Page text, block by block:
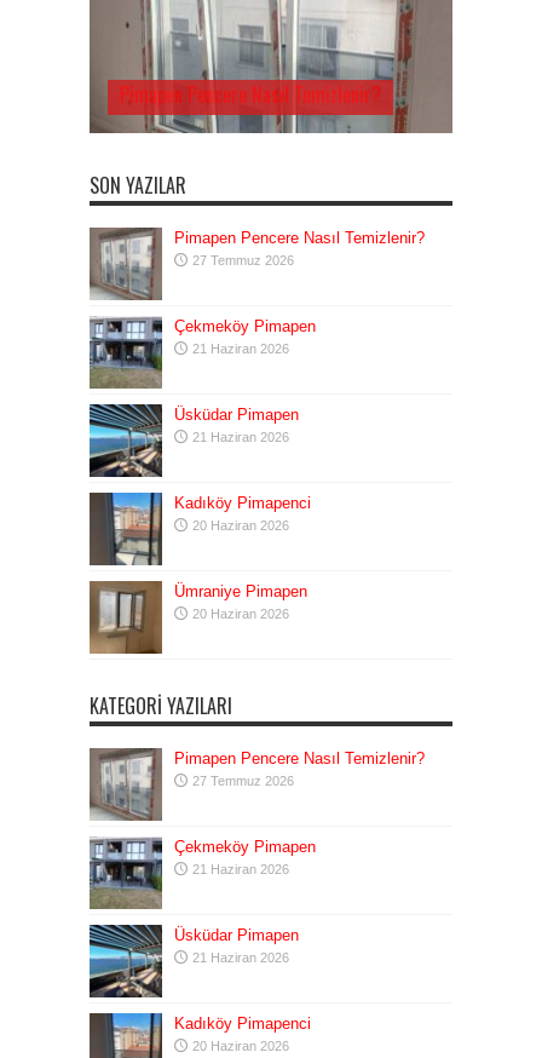
Pimapen Pencere Nasıl Temizlenir?
SON YAZILAR
Pimapen Pencere Nasıl Temizlenir?
27 Temmuz 2026
Çekmeköy Pimapen
21 Haziran 2026
Üsküdar Pimapen
21 Haziran 2026
Kadıköy Pimapenci
20 Haziran 2026
Ümraniye Pimapen
20 Haziran 2026
KATEGORI YAZILARI
Pimapen Pencere Nasıl Temizlenir?
27 Temmuz 2026
Çekmeköy Pimapen
21 Haziran 2026
Üsküdar Pimapen
21 Haziran 2026
Kadıköy Pimapenci
20 Haziran 2026